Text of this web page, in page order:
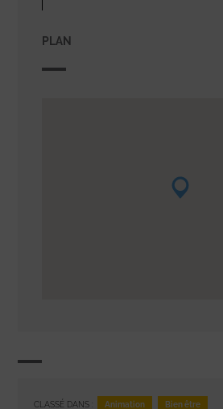
PLAN
CLASSÉ DANS : Animation Bien être